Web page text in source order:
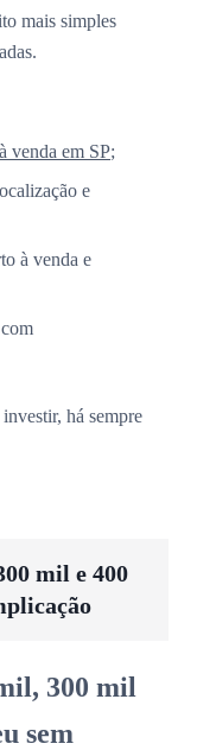
mais simples
venda em SP;
e
à venda e
há sempre
mil e 400
300 mil
sem